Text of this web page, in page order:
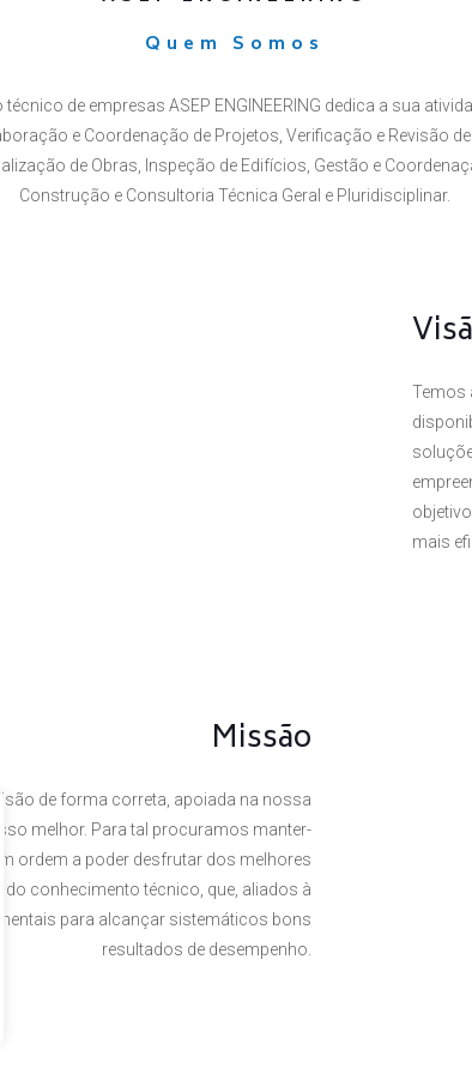
Quem Somos
de empresas ASEP ENGINEERING dedica a sua
e Coordenação de Projetos, Verificação e Revisão
de Obras, Inspeção de Edifícios, Gestão e
Construção e Consultoria Técnica Geral e Pluridisciplinar.
Temos
mais
Missão
de forma correta, apoiada na nossa
melhor. Para tal procuramos manter-
ordem a poder desfrutar dos melhores
do conhecimento técnico, que, aliados à
para alcançar sistemáticos bons
resultados de desempenho.